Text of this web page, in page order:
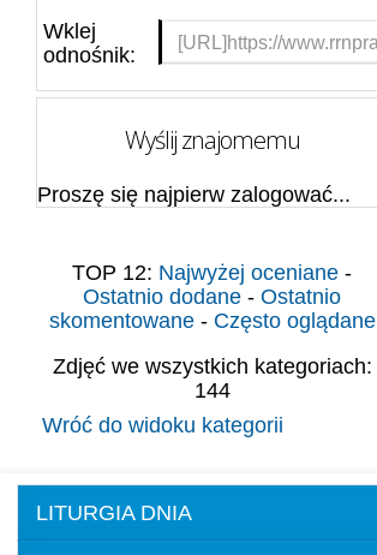
Wklej
odnośnik:
Wyślij znajomemu
Proszę się najpierw zalogować...
TOP 12: Najwyżej oceniane -
Ostatnio dodane - Ostatnio
skomentowane- Często oglądane
Zdjęć we wszystkich kategoriach:
144
Wróć do widoku kategorii
LITURGIA DNIA